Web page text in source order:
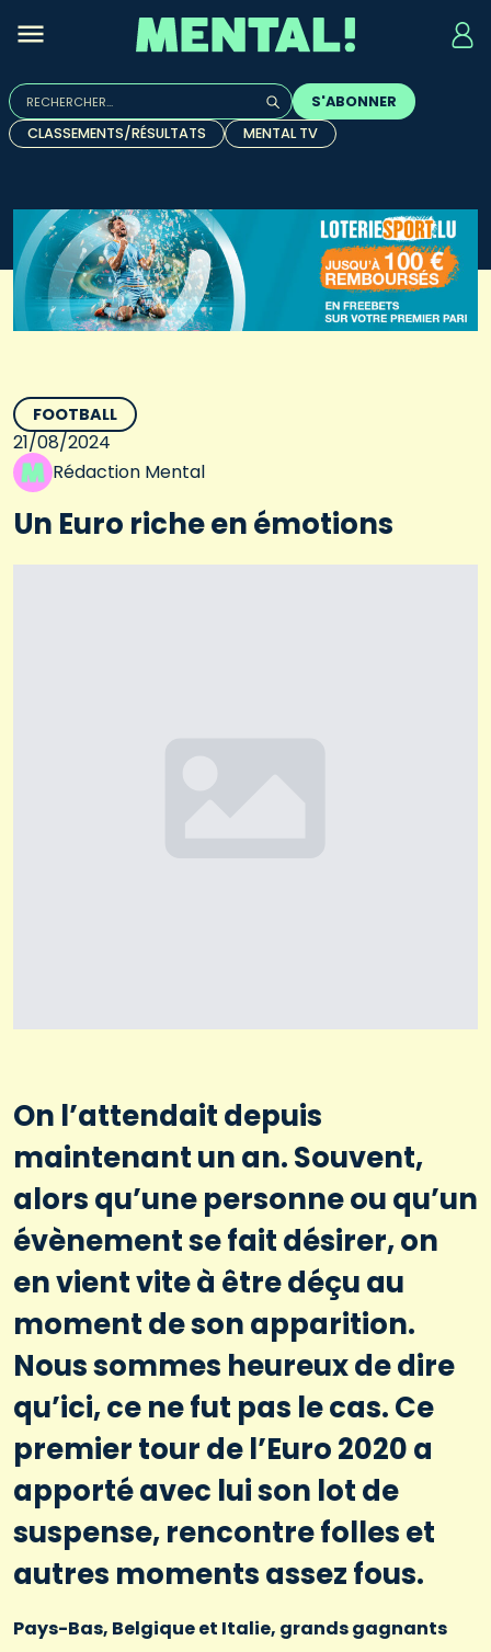
Rechercher :
Quand les résultats de l'auto-complétion sont
S'ABONNER
CLASSEMENTS/RÉSULTATS
MENTAL TV
FOOTBALL
21/08/2024
Rédaction Mental
Un Euro riche en émotions
On l’attendait depuis
maintenant un an. Souvent,
alors qu’une personne ou qu’un
évènement se fait désirer, on
en vient vite à être déçu au
moment de son apparition.
Nous sommes heureux de dire
qu’ici, ce ne fut pas le cas. Ce
premier tour de l’Euro 2020 a
apporté avec lui son lot de
suspense, rencontre folles et
autres moments assez fous.
Pays-Bas, Belgique et Italie, grands gagnants